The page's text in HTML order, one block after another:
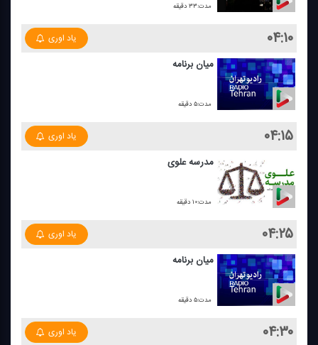
مدت:۳۳ دقیقه
۰۴:۱۰ یاد اوری
میان برنامه
مدت:۵ دقیقه
۰۴:۱۵ یاد اوری
مدرسه علوی
مدت:۱۰ دقیقه
۰۴:۲۵ یاد اوری
میان برنامه
مدت:۵ دقیقه
۰۴:۳۰ یاد اوری